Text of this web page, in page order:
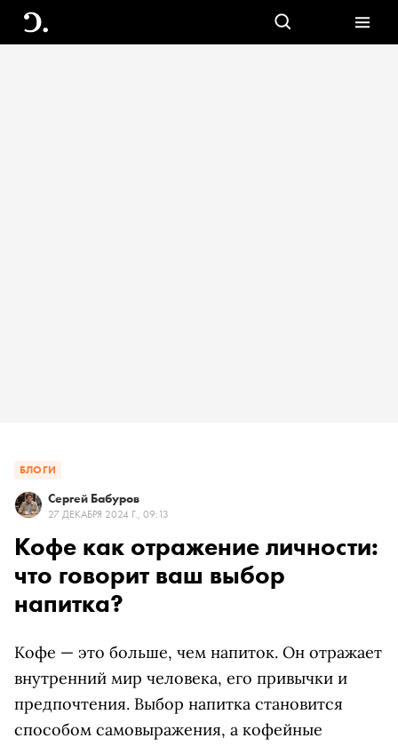
БЛОГИ
Сергей Бабуров
27 ДЕКАБРЯ 2024 Г., 09:13
Кофе как отражение личности:
что говорит ваш выбор
напитка?
Кофе — это больше, чем напиток. Он отражает
внутренний мир человека, его привычки и
предпочтения. Выбор напитка становится
способом самовыражения, а кофейные